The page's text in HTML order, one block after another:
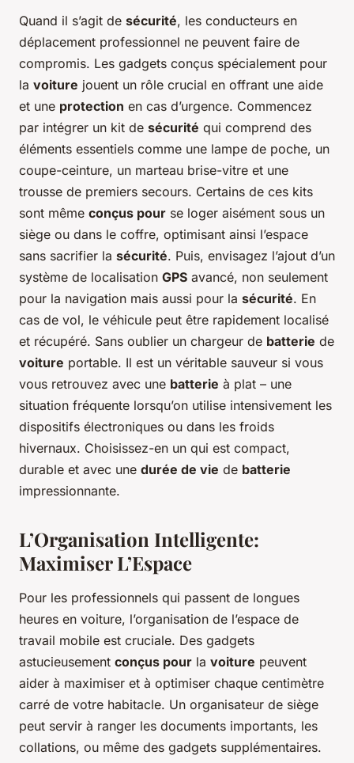
Quand il s’agit de sécurité, les conducteurs en
déplacement professionnel ne peuvent faire de
compromis. Les gadgets conçus spécialement pour
la voiture jouent un rôle crucial en offrant une aide
et une protection en cas d’urgence. Commencez
par intégrer un kit de sécurité qui comprend des
éléments essentiels comme une lampe de poche, un
coupe-ceinture, un marteau brise-vitre et une
trousse de premiers secours. Certains de ces kits
sont même conçus pour se loger aisément sous un
siège ou dans le coffre, optimisant ainsi l’espace
sans sacrifier la sécurité. Puis, envisagez l’ajout d’un
système de localisation GPS avancé, non seulement
pour la navigation mais aussi pour la sécurité. En
cas de vol, le véhicule peut être rapidement localisé
et récupéré. Sans oublier un chargeur de batterie de
voiture portable. Il est un véritable sauveur si vous
vous retrouvez avec une batterie à plat – une
situation fréquente lorsqu’on utilise intensivement les
dispositifs électroniques ou dans les froids
hivernaux. Choisissez-en un qui est compact,
durable et avec une durée de vie de batterie
impressionnante.
L’Organisation Intelligente:
Maximiser L’Espace
Pour les professionnels qui passent de longues
heures en voiture, l’organisation de l’espace de
travail mobile est cruciale. Des gadgets
astucieusement conçus pour la voiture peuvent
aider à maximiser et à optimiser chaque centimètre
carré de votre habitacle. Un organisateur de siège
peut servir à ranger les documents importants, les
collations, ou même des gadgets supplémentaires.